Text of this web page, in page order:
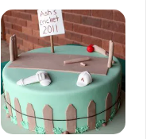
Торты
Beautiful and special
115 AZN